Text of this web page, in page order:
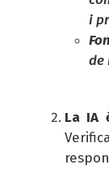
i
de
La IA